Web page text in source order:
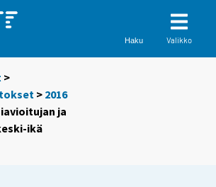
Haku Valikko
>
> 2016
ja
ikä